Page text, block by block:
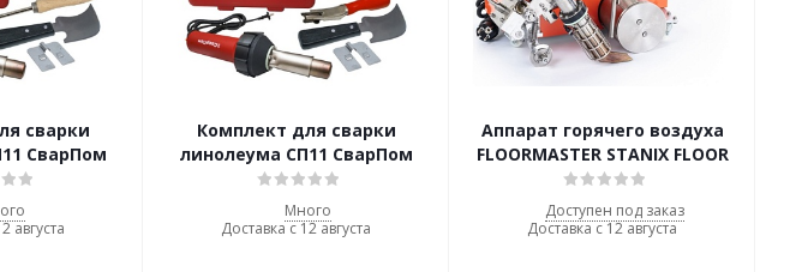
сварки
СварПом
августа
Комплект для сварки
линолеума СП11 СварПом
Много
Доставка с 12 августа
Аппарат горячего воздуха
FLOORMASTER STANIX FLOOR
Доступен под заказ
Доставка с 12 августа